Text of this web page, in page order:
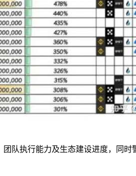
队执行能力及生态建设进度，同时